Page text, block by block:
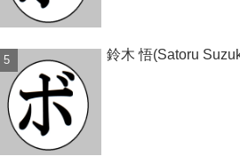
鈴木 悟(Satoru